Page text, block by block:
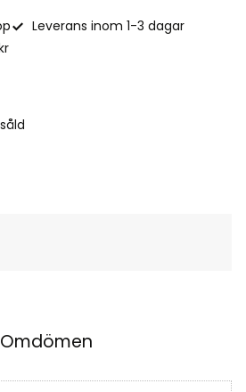
Leverans inom 1-3 dagar
Omdömen